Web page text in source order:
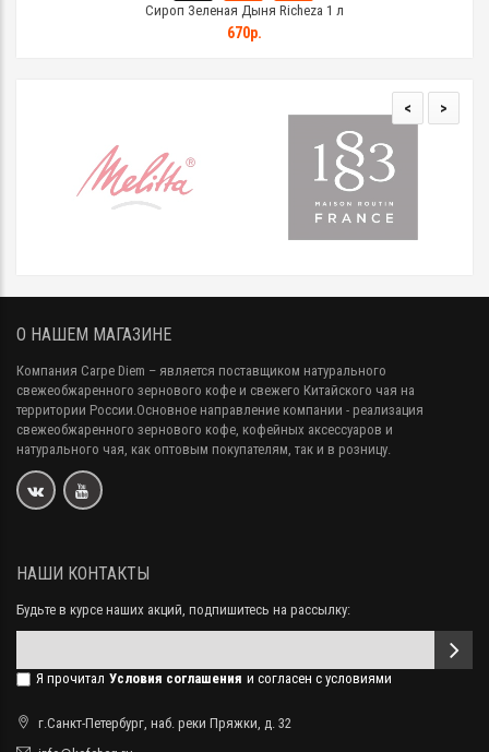
Сироп Зеленая Дыня Richeza 1 л
670р.
< >
О НАШЕМ МАГАЗИНЕ
Компания Carpe Diem – является поставщиком натурального
свежеобжаренного зернового кофе и свежего Китайского чая на
территории России.Основное направление компании - реализация
свежеобжаренного зернового кофе, кофейных аксессуаров и
натурального чая, как оптовым покупателям, так и в розницу.
НАШИ КОНТАКТЫ
Будьте в курсе наших акций, подпишитесь на рассылку:
Я прочитал Условия соглашения и согласен с условиями
г.Санкт-Петербург, наб. реки Пряжки, д. 32